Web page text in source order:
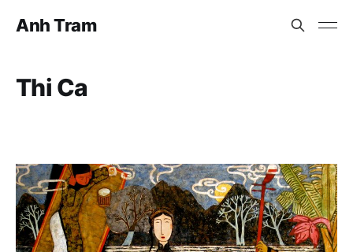
Anh Tram
Thi Ca